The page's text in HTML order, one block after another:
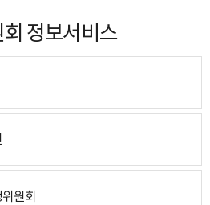
정보서비스
원회